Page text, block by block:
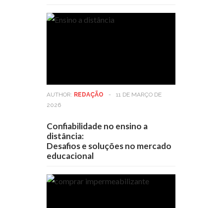
AUTHOR: REDAÇÃO -
11 DE MARÇO DE
2026
Confiabilidade no ensino a
distância:
Desafios e soluções no mercado
educacional